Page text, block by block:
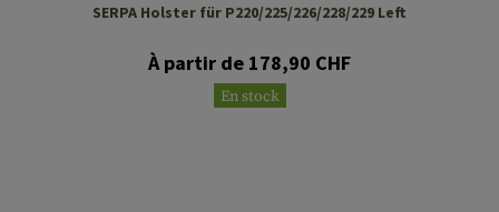
SERPA Holster für P220/225/226/228/229 Left
À partir de 178,90 CHF
En stock